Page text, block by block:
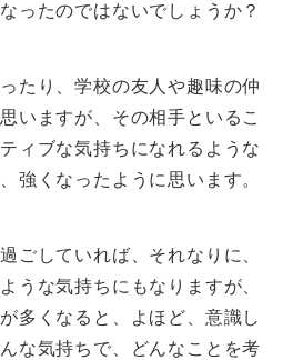
ったのではないでしょうか？
たり、学校の友人や趣味の仲
いますが、その相手といるこ
ィブな気持ちになれるような
強くなったように思います。
ごしていれば、それなりに、
うな気持ちにもなりますが、
多くなると、よほど、意識し
な気持ちで、どんなことを考